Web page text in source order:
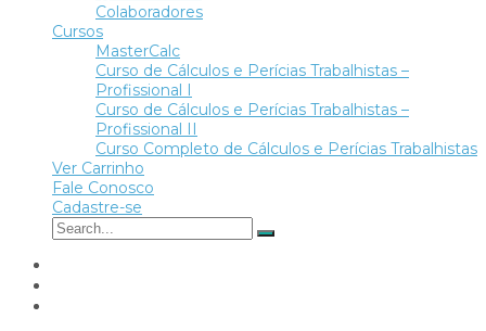
Colaboradores
Cursos
MasterCalc
Curso de Cálculos e Perícias Trabalhistas –
Profissional I
Curso de Cálculos e Perícias Trabalhistas –
Profissional II
Curso Completo de Cálculos e Perícias Trabalhistas
Ver Carrinho
Fale Conosco
Cadastre-se